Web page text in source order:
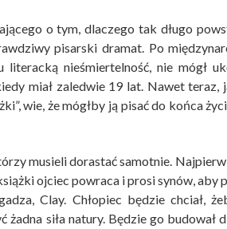
o tym, dlaczego tak długo
pisarski dramat. Po
literacką nieśmiertelność, nie mógł
miał zaledwie 19 lat. Nawet teraz,
wie, że mógłby ją pisać do końca
musieli dorastać samotnie.
ojciec powraca i prosi synów, aby
Clay. Chłopiec będzie chciał,
żadna siła natury. Będzie go budował